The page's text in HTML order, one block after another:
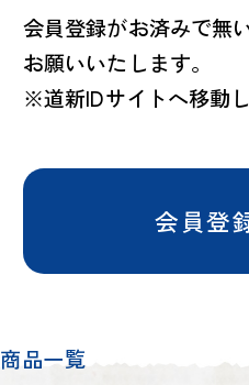
会員登録がお済みで無
お願いいたします。
※道新IDサイトへ移動
会員登
商品一覧